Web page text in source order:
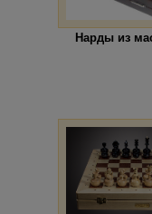
Нарды из